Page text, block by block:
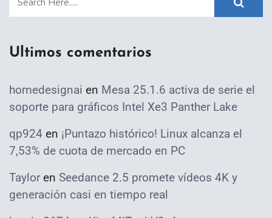
Ultimos comentarios
homedesignai en Mesa 25.1.6 activa de serie el
soporte para gráficos Intel Xe3 Panther Lake
qp924 en ¡Puntazo histórico! Linux alcanza el
7,53% de cuota de mercado en PC
Taylor en Seedance 2.5 promete vídeos 4K y
generación casi en tiempo real